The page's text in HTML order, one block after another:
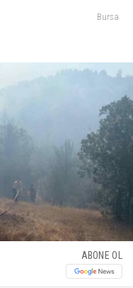
Bursa
ABONE OL